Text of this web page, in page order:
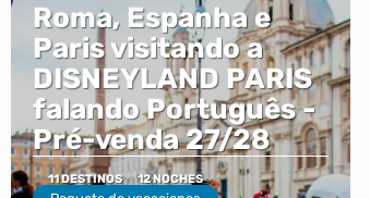
Roma, Espanha e
Paris visitando a
DISNEYLAND PARIS
falando Português -
Pré-venda 27/28
11 DESTINOS 12 NOCHES